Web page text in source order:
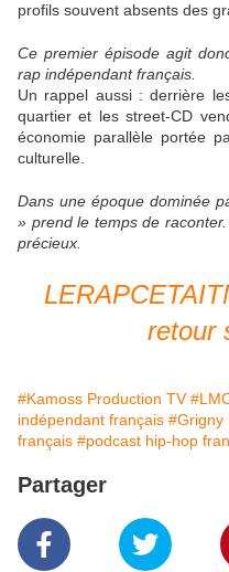
profils souvent absents des
Ce premier épisode agit
rap indépendant français.
Un rappel aussi : derrière
quartier et les street-CD
économie parallèle portée
culturelle.
Dans une époque dominée
» prend le temps de
précieux.
retour
#Kamoss Production TV
indépendant français #Grigny
français #podcast hip-hop
Partager